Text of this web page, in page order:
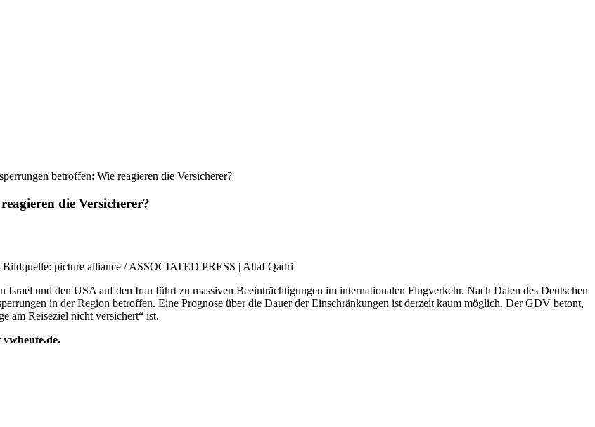
betroffen: Wie reagieren die Versicherer?
die Versicherer?
picture alliance / ASSOCIATED PRESS | Altaf Qadri
und den USA auf den Iran führt zu massiven Beeinträchtigungen im internationalen Flugverkehr. Nach Daten des Deutschen
in der Region betroffen. Eine Prognose über die Dauer der Einschränkungen ist derzeit kaum möglich. Der GDV betont,
am Reiseziel nicht versichert“ ist.